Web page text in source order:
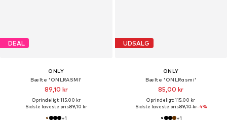
DEAL
ONLY
Bælte 'ONLRASMI'
89,10 kr
Oprindeligt: 115,00 kr
Sidste laveste pris:89,10 kr
+1
UDSALG
ONLY
Bælte 'ONLRasmi'
85,00 kr
Oprindeligt: 115,00 kr
Sidste laveste pris:89,10 kr-4%
+1